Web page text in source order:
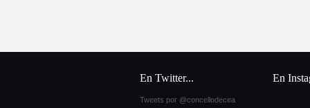
En Twitter...
Tweets por @concellodecea
En